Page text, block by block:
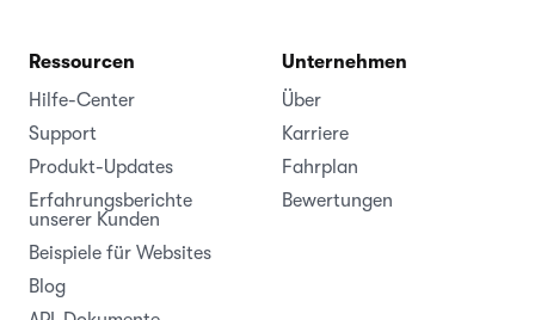
Ressourcen
Hilfe-Center
Support
Produkt-Updates
Erfahrungsberichte
unserer Kunden
Beispiele für Websites
Blog
Unternehmen
Über
Karriere
Fahrplan
Bewertungen